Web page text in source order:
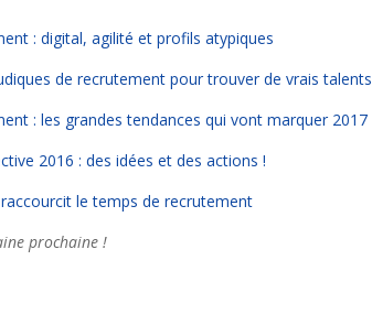
: digital, agilité et profils atypiques
de recrutement pour trouver de vrais talents
: les grandes tendances qui vont marquer 2017
2016 : des idées et des actions !
le temps de recrutement
prochaine !